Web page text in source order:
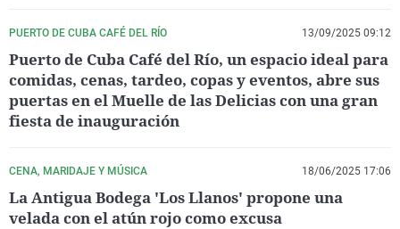
PUERTO DE CUBA CAFÉ DEL RÍO 13/09/2025 09:12
Puerto de Cuba Café del Río, un espacio ideal para
comidas, cenas, tardeo, copas y eventos, abre sus
puertas en el Muelle de las Delicias con una gran
fiesta de inauguración
CENA, MARIDAJE Y MÚSICA 18/06/2025 17:06
La Antigua Bodega 'Los Llanos' propone una
velada con el atún rojo como excusa